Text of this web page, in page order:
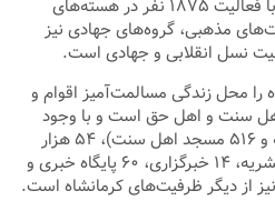
علم و فناوری توانمند کرمانشاه با فعالیت ۱۸۷۵ نفر در هسته‌های
مذهبی، گروه‌های جهادی نیز
نسل انقلابی و جهادی است.
محل زندگی مسالمت‌آمیز اقوام و
سنت و اهل حق است و با وجود
۱۴۶۶ مسجد (۹۵۰ مسجد شیعه و ۵۱۶ مسجد اهل سنت)، ۵۴ هزار
رقبه، سه روزنامه مکتوب، ۳۸ نشریه، ۱۴ خبرگزاری، ۶۰ پایگاه خبری و